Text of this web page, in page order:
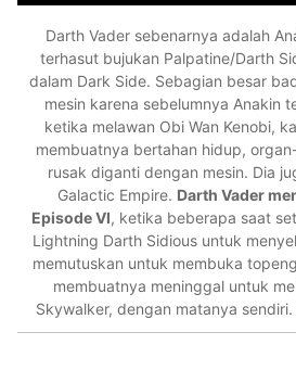
Darth Vader sebenarnya adalah
terhasut bujukan Palpatine/Darth
dalam Dark Side. Sebagian besar
mesin karena sebelumnya Anakin
ketika melawan Obi Wan Kenobi,
membuatnya bertahan hidup,
rusak diganti dengan mesin. Dia
Galactic Empire. Darth Vader
Episode VI, ketika beberapa saat
Lightning Darth Sidious untuk
memutuskan untuk membuka
membuatnya meninggal untuk
Skywalker, dengan matanya